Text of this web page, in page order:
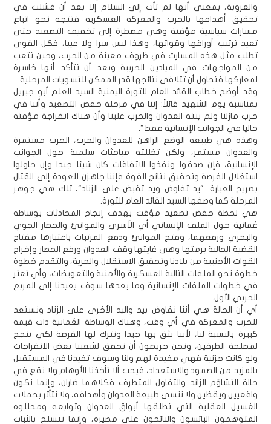
والعروبة، بمعنى أنها لم تأت إلى السلام إلا بعد أن فشلت في
تحقيق أهدافها بالحرب والمعركة العسكرية فتتجه نحو اتباع
مسارات سياسية مؤقتة وهي مضطرة إلى تخفيف التصعيد حتى
تعيد ترتيب أوراقها وقواتها، وهذا ليس سرا ولا عيبا، فكل القوى
تطلب مثل هذه المسارت في ظروف معينة من الحرب، وحين تتعب
من المواجهات في الميادين الحربية وبعد أن تتأكد أنها خاسرة
لمعاركها فتحاول أن تتلافى نتائجها قدر الممكن للتسويات المرحلية.
وقد أوضح خطاب القائد العام للثورة اليمنية السيد العلم أبو جبريل
بمناسبة يوم الشهيد قائلاً: إننا في مرحلة خفض التصعيد وأننا في
حرب مازلنا ولم ينته العدوان والحرب علينا وأن هناك انفراجة مؤقتة
حاليا في الجوانب الإنسانية فقط".
وهذه هي طبيعة الوضع الراهن للعدوان والحرب، الحرب مستمرة
والعدوان مستمر، ولكن تخللته مباحثات سلمية حول الجوانب
الإنسانية، فإن صدقوا ونفذوا الاتفاقات كان شيئا جيدا وإن حاولوا
استغلال الفرصة وتحقيق نتائج القوة فإننا جاهزن للعودة إلى القتال
بصريح العبارة. "يد تفاوض ويد تقبض على الزناد"، تلك هي جوهر
المرحلة كما وصفها السيد القائد العام للثورة.
هي لحظة خفض تصعيد مؤقت بهدف إنجاح المحادثات بوساطة
عُمانية حول الملف الإنساني أي الأسرى والموانئ والحصار الجوي
والبحري ورفعهما، وفتح الموانئ ودفع المرتبات باعتبارها مفتاح
القضية الحالية برمتها وهي غايتها وقف العدوان ورفع الحصار وإخراج
القوات الأجنبية من بلادنا وتحقيق الاستقلال والحرية، والتقدم خطوة
خطوة نحو الملفات التالية العسكرية والأمنية والتعويضات، وأي تعثر
في خطوات الملفات الإنسانية وما بعدها سوف يعيدنا إلى المربع
الحربي الأول.
أي أن الحالة هي أننا نفاوض بيد واليد الأخرى على الزناد ونستعد
للحرب والمعركة في أي وقت، وهناك الوساطة العُمانية ذات قيمة
كبيرة بالنسبة لنا، لأننا نثق بها جيدا ونترك لها الفرصة لكي تنجح
لمصلحة الطرفين، ونحن حريصون أن نحقق لشعبنا بعض الانفراجات
ولو كانت جزئية فهي مفيدة لهم ولنا وسوف تفيدنا في المستقبل
بالمزيد من الصمود والاستعداد، فيجب ألا تأخذنا الأوهام ولا نقع في
حالة التشاؤم الزائد والتفاول المتطرف فكلاهما ضاران، وإنما نكون
واقعيين ويقظين ولا ننسى طبيعة العدوان وأهدافه، ولا نتأثر بحملات
الغسيل العقلية التي تطلقها أبواق العدوان وتوابعه ومحللوه
المتوهمون البائسون والنائحون على مصيره، وإنما نتسلح بالثبات